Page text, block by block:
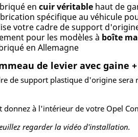
en cuir véritable haut de
spécifique au véhicule
votre cadre de support
pour les modèles à boîte
en Allemagne
de levier avec gaine
de support plastique d'origine
à l'intérieur de votre Opel
regarder la vidéo d'installation.